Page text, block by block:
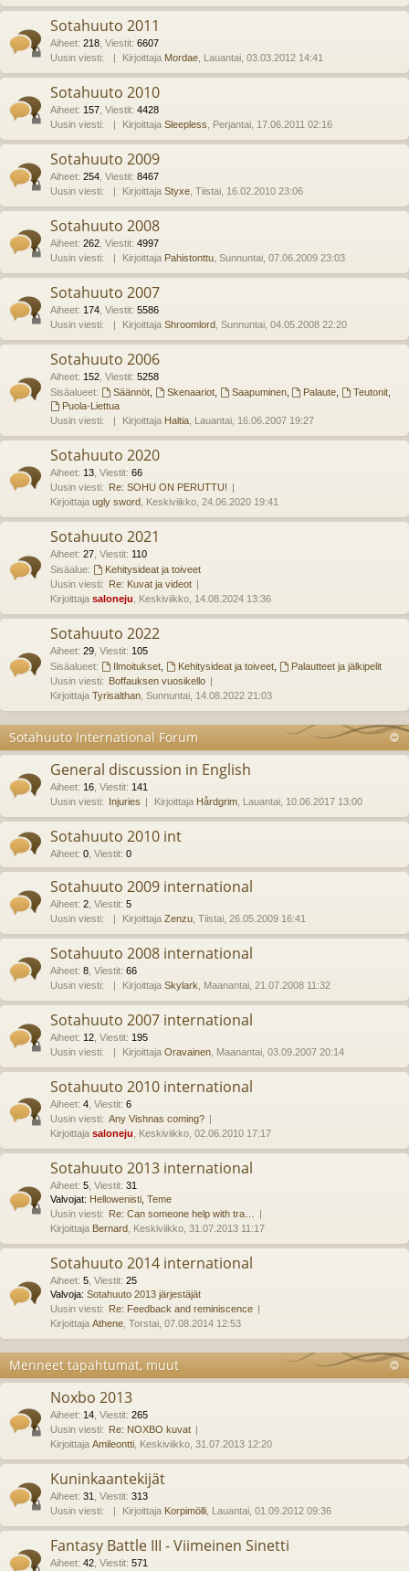
Sotahuuto 2011
Aiheet: 218 Viestit: 6607
Uusin viesti:
Kirjoittaja Mordae , Lauantai, 03.03.2012 14:41
Sotahuuto 2010
Aiheet: 157 Viestit: 4428
Uusin viesti:
Kirjoittaja Sleepless , Perjantai, 17.06.2011 02:16
Sotahuuto 2009
Aiheet: 254 Viestit: 8467
Uusin viesti:
Kirjoittaja Styxe , Tiistai, 16.02.2010 23:06
Sotahuuto 2008
Aiheet: 262 Viestit: 4997
Uusin viesti:
Kirjoittaja Pahistonttu , Sunnuntai, 07.06.2009 23:03
Sotahuuto 2007
Aiheet: 174 Viestit: 5586
Uusin viesti:
Kirjoittaja Shroomlord , Sunnuntai, 04.05.2008 22:20
Sotahuuto 2006
Aiheet: 152 Viestit: 5258
Sisäalueet:
Säännöt, Skenaariot, Saapuminen, Palaute Teutonit
Puola-Liettua
Uusin viesti:
Kirjoittaja Haltia , Lauantai, 16.06.2007 19:27
Sotahuuto 2020
Aiheet: 13 Viestit: 66
Uusin viesti: Re: SOHU ON PERUTTU!
Kirjoittaja ugly sword , Keskiviikko, 24.06.2020 19:41
Sotahuuto 2021
Aiheet: 27 Viestit: 110
Sisäalue:
Kehitysideat ja toiveet
Uusin viesti: Re: Kuvat ja videot
Kirjoittaja saloneju , Keskiviikko, 14.08.2024 13:36
Sotahuuto 2022
Aiheet: 29 Viestit: 105
Sisäalueet:
Ilmoitukset, Kehitysideat ja toiveet,
Palautteet ja jälkipelit
Uusin viesti: Boffauksen vuosikello
Kirjoittaja Tyrisalthan , Sunnuntai, 14.08.2022 21:03
Sotahuuto International Forum
General discussion in English
Aiheet: 16 Viestit: 141
Uusin viesti: Injuries Kirjoittaja Hårdgrim , Lauantai, 10.06.2017 13:00
Sotahuuto 2010 int
Aiheet: 0 Viestit: 0
Sotahuuto 2009 international
Aiheet: 2 Viestit: 5
Uusin viesti:
Kirjoittaja Zenzu , Tiistai, 26.05.2009 16:41
Sotahuuto 2008 international
Aiheet: 8 Viestit: 66
Uusin viesti:
Kirjoittaja Skylark , Maanantai, 21.07.2008 11:32
Sotahuuto 2007 international
Aiheet: 12 Viestit: 195
Uusin viesti:
Kirjoittaja Oravainen , Maanantai, 03.09.2007 20:14
Sotahuuto 2010 international
Aiheet: 4 Viestit: 6
Uusin viesti: Any Vishnas coming?
Kirjoittaja saloneju , Keskiviikko, 02.06.2010 17:17
Sotahuuto 2013 international
Aiheet: 5 Viestit: 31
Valvojat: Hellowenisti Teme
Uusin viesti: Re: Can someone help with tra…
Kirjoittaja Bernard , Keskiviikko, 31.07.2013 11:17
Sotahuuto 2014 international
Aiheet: 5 Viestit: 25
Valvoja: Sotahuuto 2013 järjestäjät
Uusin viesti: Re: Feedback and reminiscence
Kirjoittaja Athene , Torstai, 07.08.2014 12:53
Menneet tapahtumat, muut
Noxbo 2013
Aiheet: 14 Viestit: 265
Uusin viesti: Re: NOXBO kuvat
Kirjoittaja Amileontti , Keskiviikko, 31.07.2013 12:20
Kuninkaantekijät
Aiheet: 31 Viestit: 313
Uusin viesti:
Kirjoittaja Korpimölli , Lauantai, 01.09.2012 09:36
Fantasy Battle III - Viimeinen Sinetti
Aiheet: 42 Viestit: 571